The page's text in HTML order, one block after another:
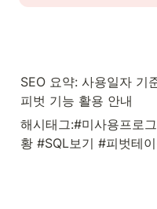
SEO 요약: 사용일자 기
피벗 기능 활용 안내
해시태그:#미사용프로
황 #SQL보기 #피벗테